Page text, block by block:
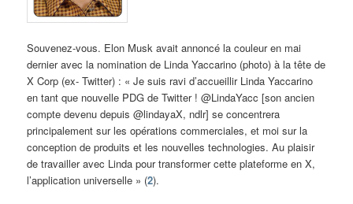
Souvenez-vous. Elon Musk avait annoncé la couleur en mai
dernier avec la nomination de Linda Yaccarino (photo) à la tête de
X Corp (ex- Twitter) : « Je suis ravi d’accueillir Linda Yaccarino
en tant que nouvelle PDG de Twitter ! @LindaYacc [son ancien
compte devenu depuis @lindayaX, ndlr] se concentrera
principalement sur les opérations commerciales, et moi sur la
conception de produits et les nouvelles technologies. Au plaisir
de travailler avec Linda pour transformer cette plateforme en X,
l’application universelle » (2).